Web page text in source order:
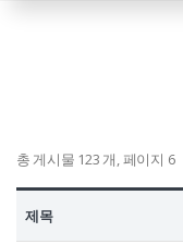
회원공간
총 게시물 123 개, 페이지 6
제목